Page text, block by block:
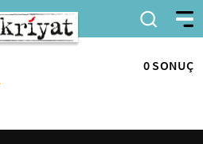
0 SONUÇ